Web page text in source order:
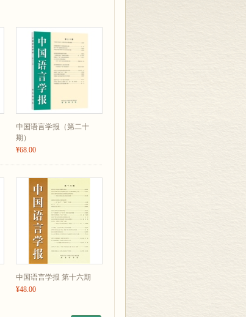
中国语言学报（第二十
期）
¥68.00
中国语言学报 第十六期
¥48.00